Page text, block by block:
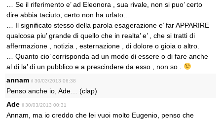
… Se il riferimento e’ ad Eleonora , sua rivale, non si puo’ certo
dire abbia taciuto, certo non ha urlato…
… Il significato stesso della parola esagerazione e’ far APPARIRE
qualcosa piu’ grande di quello che in realta’ e’ , che si tratti di
affermazione , notizia , esternazione , di dolore o gioia o altro.
… Quanto cio’ corrisponda ad un modo di essere o di fare anche
al di la’ di un pubblico e a prescindere da esso , non so .
annam il 30/03/2013 06:38
Penso anche io, Ade… (clap)
Ade il 30/03/2013 00:31
Annam, ma io creddo che lei vuoi molto Eugenio, penso che